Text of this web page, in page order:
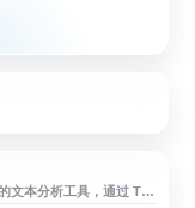
文本分析工具，通过 TF-